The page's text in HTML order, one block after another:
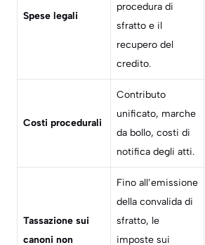
Spese legali
procedura di
sfratto e il
recupero del
credito.
Costi procedurali
Contributo
unificato, marche
da bollo, costi di
notifica degli atti.
Tassazione sui
canoni non
Fino all’emissione
della convalida di
sfratto, le
imposte sui